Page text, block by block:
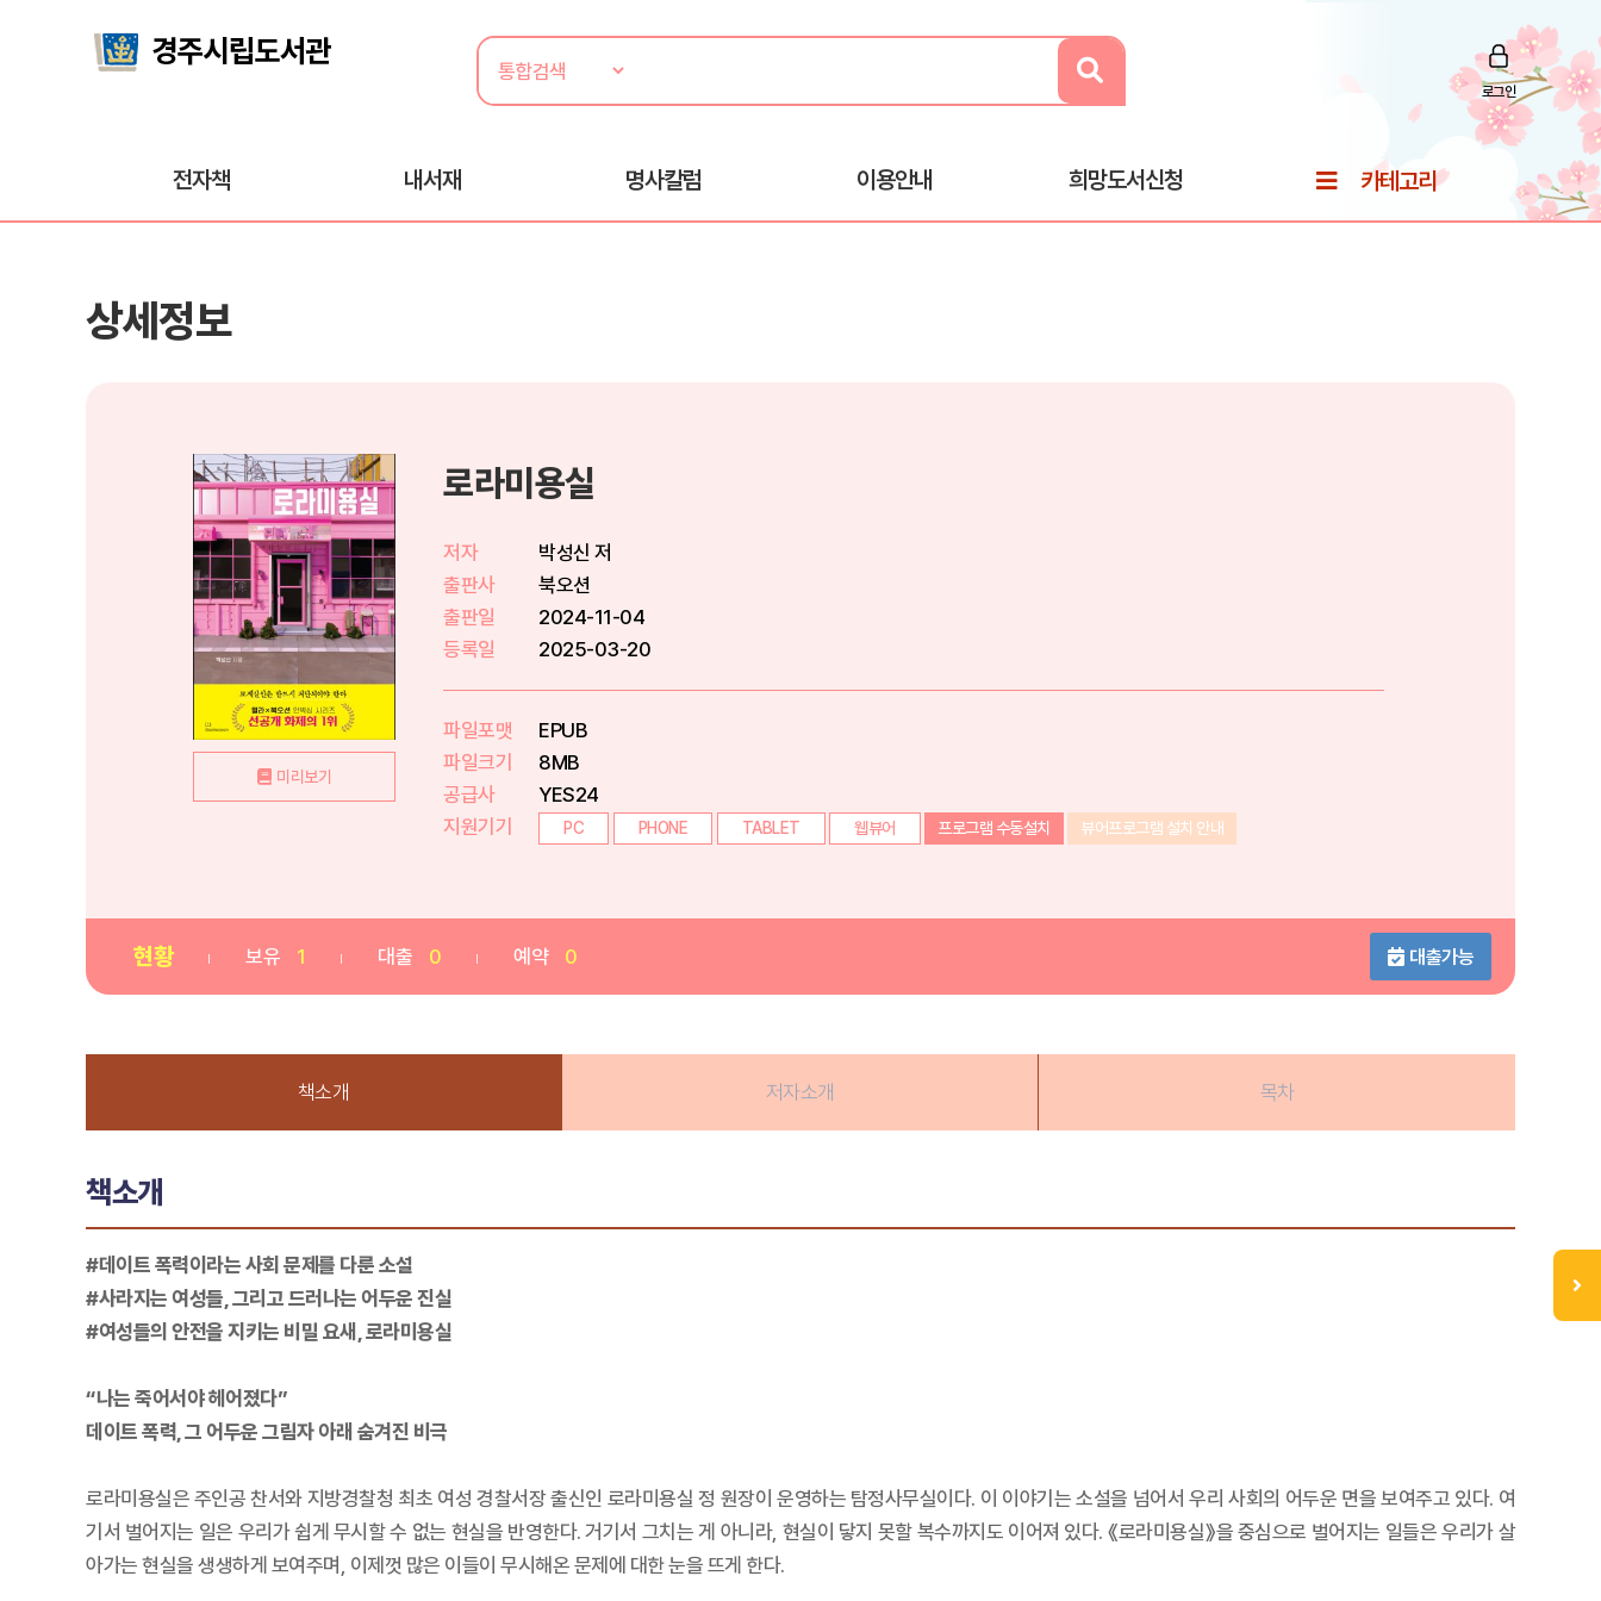
로그인
전자책 내서재 명사칼럼 이용안내 희망도서신청 카테고리
상세정보
미리보기
로라미용실
저자
박성신 저
출판사
북오션
출판일
2024-11-04
등록일
2025-03-20
파일포맷
EPUB
파일크기
8MB
공급사
YES24
지원기기
PC PHONE TABLET 웹뷰어 프로그램 수동설치 뷰어프로그램 설치 안내
현황 보유 1 대출 0 예약 0 대출가능
책소개 저자소개 목차
책소개
#데이트 폭력이라는 사회 문제를 다룬 소설
#사라지는 여성들, 그리고 드러나는 어두운 진실
#여성들의 안전을 지키는 비밀 요새, 로라미용실
“나는 죽어서야 헤어졌다”
데이트 폭력, 그 어두운 그림자 아래 숨겨진 비극
로라미용실은 주인공 찬서와 지방경찰청 최초 여성 경찰서장 출신인 로라미용실 정 원장이 운영하는 탐정사무실이다. 이 이야기는 소설을 넘어서 우리 사회의 어두운 면을 보여주고 있다. 여
기서 벌어지는 일은 우리가 쉽게 무시할 수 없는 현실을 반영한다. 거기서 그치는 게 아니라, 현실이 닿지 못할 복수까지도 이어져 있다. 《로라미용실》을 중심으로 벌어지는 일들은 우리가 살
아가는 현실을 생생하게 보여주며, 이제껏 많은 이들이 무시해온 문제에 대한 눈을 뜨게 한다.